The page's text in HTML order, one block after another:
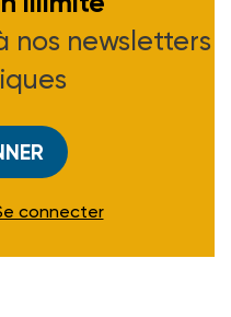
nos newsletters
connecter